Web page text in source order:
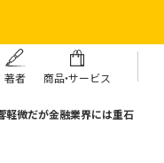
著者 商品・サービス
軽微だが金融業界には重石